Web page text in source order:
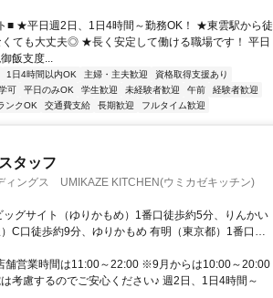
■ ★平日週2日、1日4時間～勤務OK！ ★東雲駅から徒
ても大丈夫◎ ★長く安定して働ける職場です！ 平日
飯支度...
1日4時間以内OK 主婦・主夫歓迎
資格取得支援あり
可 平日のみOK 学生歓迎 未経験者歓迎 午前
経験者歓迎
ンクOK 交通費支給 長期歓迎 フルタイム歓迎
タッフ
ィングス UMIKAZE KITCHEN(ウミカゼキッチン)
グサイト（ゆりかもめ）1番口徒歩約5分、りんかい
C口徒歩約9分、ゆりかもめ 有明（東京都）1番口徒
舗営業時間は11:00～22:00 ※9月からは10:00～20:00
考慮するのでご安心ください♪ 週2日、1日4時間～